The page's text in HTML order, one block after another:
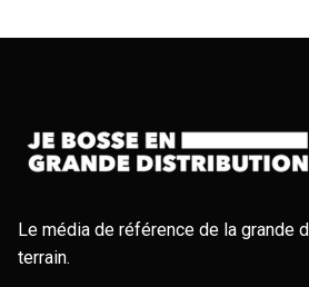
Le média de référence de la grande
terrain.